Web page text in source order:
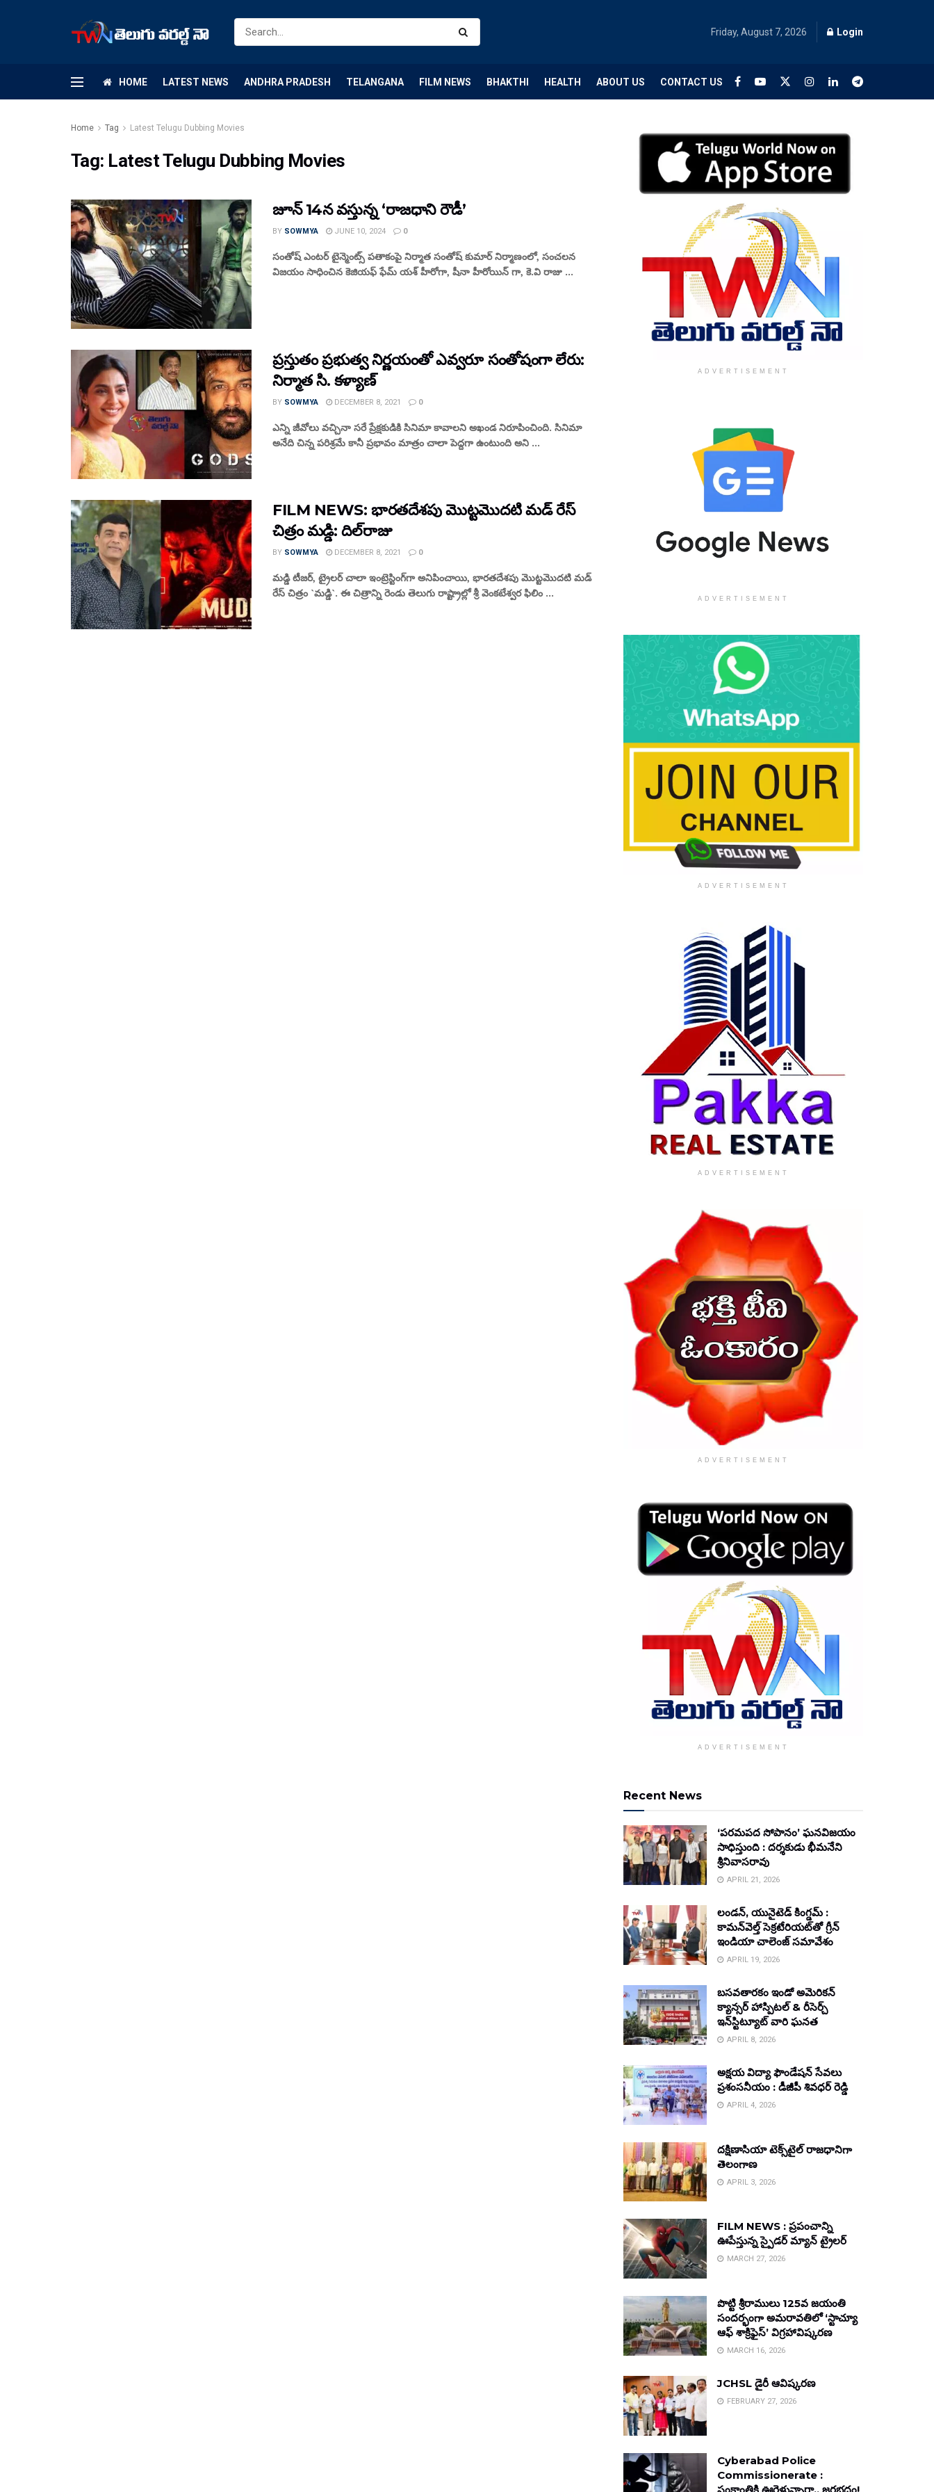
Friday, August 7, 2026 Login
HOME LATEST NEWS ANDHRA PRADESH TELANGANA FILM NEWS BHAKTHI HEALTH ABOUT US CONTACT US
Home Tag Latest Telugu Dubbing Movies
Tag: Latest Telugu Dubbing Movies
జూన్ 14న వస్తున్న ‘రాజధాని రౌడీ’
BY SOWMYA JUNE 10, 2024 0
సంతోష్ ఎంటర్ టైన్మెంట్స్ పతాకంపై నిర్మాత సంతోష్ కుమార్ నిర్మాణంలో, సంచలన
విజయం సాధించిన కెజియఫ్ ఫేమ్ యశ్ హీరోగా, షీనా హీరోయిన్ గా, కె.వి రాజు ...
ప్రస్తుతం ప్రభుత్వ నిర్ణయంతో ఎవ్వరూ సంతోషంగా లేరు:
నిర్మాత సి. క‌ళ్యాణ్‌
BY SOWMYA DECEMBER 8, 2021 0
ఎన్ని జీవోలు వచ్చినా సరే ప్రేక్షకుడికి సినిమా కావాలని అఖండ నిరూపించింది. సినిమా
అనేది చిన్న పరిశ్రమే కానీ ప్రభావం మాత్రం చాలా పెద్దగా ఉంటుంది అని ...
FILM NEWS: భారతదేశపు మొట్టమొదటి మడ్ రేస్
చిత్రం మడ్డి: దిల్‌రాజు
BY SOWMYA DECEMBER 8, 2021 0
మ‌డ్డి టీజ‌ర్‌, ట్రైల‌ర్ చాలా ఇంట్రెస్టింగ్‌గా అనిపించాయి, భారతదేశపు మొట్టమొదటి మడ్
రేస్ చిత్రం `మడ్డి`. ఈ చిత్రాన్ని రెండు తెలుగు రాష్ట్రాల్లో శ్రీ వెంక‌టేశ్వ‌ర ఫిలిం ...
ADVERTISEMENT
ADVERTISEMENT
ADVERTISEMENT
ADVERTISEMENT
ADVERTISEMENT
ADVERTISEMENT
Recent News
‘పరమపద సోపానం’ ఘనవిజయం
సాధిస్తుంది : దర్శకుడు భీమనేని
శ్రీనివాసరావు
APRIL 21, 2026
లండన్, యునైటెడ్ కింగ్డమ్ :
కామన్‌వెల్త్ సెక్రటేరియట్‌తో గ్రీన్
ఇండియా చాలెంజ్ సమావేశం
APRIL 19, 2026
బసవతారకం ఇండో అమెరికన్
క్యాన్సర్ హాస్పిటల్ & రీసెర్చ్
ఇన్‌స్టిట్యూట్ వారి ఘనత
APRIL 8, 2026
అక్షయ విద్యా ఫౌండేషన్ సేవలు
ప్రశంసనీయం : డీజీపీ శివధర్ రెడ్డి
APRIL 4, 2026
దక్షిణాసియా టెక్స్‌టైల్ రాజధానిగా
తెలంగాణ
APRIL 3, 2026
FILM NEWS : ప్రపంచాన్ని
ఊపేస్తున్న స్పైడర్ మ్యాన్ ట్రైలర్
MARCH 27, 2026
పొట్టి శ్రీరాములు 125వ జయంతి
సందర్భంగా అమరావతిలో ‘స్టాచ్యూ
ఆఫ్ శాక్రిఫైస్’ విగ్రహావిష్కరణ
MARCH 16, 2026
JCHSL డైరీ ఆవిష్కరణ
FEBRUARY 27, 2026
Cyberabad Police
Commissionerate :